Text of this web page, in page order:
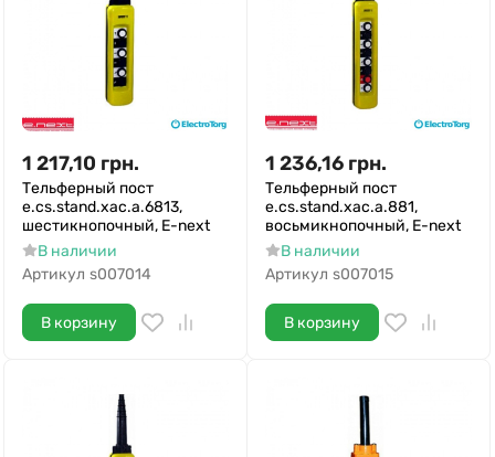
1 217,10 грн.
Тельферный пост
e.cs.stand.xac.a.6813,
шестикнопочный, E-next
В наличии
Артикул s007014
В корзину
1 236,16 грн.
Тельферный пост
e.cs.stand.xac.a.881,
восьмикнопочный, E-next
В наличии
Артикул s007015
В корзину